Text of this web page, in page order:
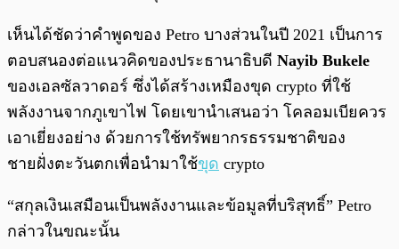
เห็นได้ชัดว่าคำพูดของ Petro บางส่วนในปี 2021 เป็นการ
ตอบสนองต่อแนวคิดของประธานาธิบดี Nayib Bukele
ของเอลซัลวาดอร์ ซึ่งได้สร้างเหมืองขุด crypto ที่ใช้
พลังงานจากภูเขาไฟ โดยเขานำเสนอว่า โคลอมเบียควร
เอาเยี่ยงอย่าง ด้วยการใช้ทรัพยากรธรรมชาติของ
ชายฝั่งตะวันตกเพื่อนำมาใช้ขุด crypto
“สกุลเงินเสมือนเป็นพลังงานและข้อมูลที่บริสุทธิ์” Petro
กล่าวในขณะนั้น